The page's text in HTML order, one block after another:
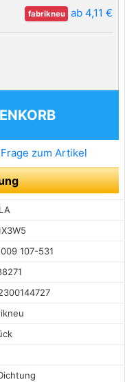
fabrikneu ab 4,11 €
Frage zum Artikel
107-531